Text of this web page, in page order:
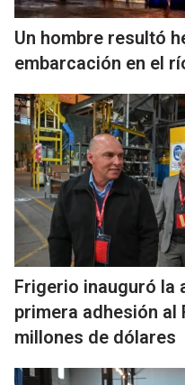
Un hombre resultó
embarcación en el
Frigerio inauguró la
primera adhesión al
millones de dólares